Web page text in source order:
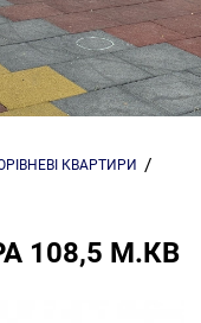
КВАРТИРИ
108,5 М.КВ